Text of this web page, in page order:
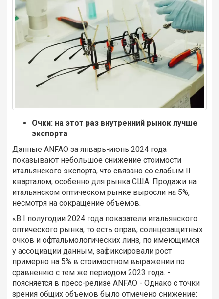
Очки: на этот раз внутренний рынок лучше
экспорта
Данные ANFAO за январь-июнь 2024 года
показывают небольшое снижение стоимости
итальянского экспорта, что связано со слабым II
кварталом, особенно для рынка США. Продажи на
итальянском оптическом рынке выросли на 5%,
несмотря на сокращение объёмов.
«В I полугодии 2024 года показатели итальянского
оптического рынка, то есть оправ, солнцезащитных
очков и офтальмологических линз, по имеющимся
у ассоциации данным, зафиксировали рост
примерно на 5% в стоимостном выражении по
сравнению с тем же периодом 2023 года. -
поясняется в пресс-релизе ANFAO - Однако с точки
зрения общих объемов было отмечено снижение: